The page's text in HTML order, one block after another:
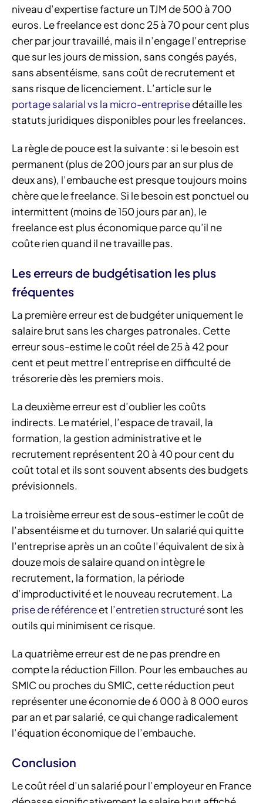
niveau d’expertise facture un TJM de 500 à 700
euros. Le freelance est donc 25 à 70 pour cent plus
cher par jour travaillé, mais il n’engage l’entreprise
que sur les jours de mission, sans congés payés,
sans absentéisme, sans coût de recrutement et
sans risque de licenciement. L’article sur le
portage salarial vs la micro-entreprisedétaille les
statuts juridiques disponibles pour les freelances.
La règle de pouce est la suivante : si le besoin est
permanent (plus de 200 jours par an sur plus de
deux ans), l’embauche est presque toujours moins
chère que le freelance. Si le besoin est ponctuel ou
intermittent (moins de 150 jours par an), le
freelance est plus économique parce qu’il ne
coûte rien quand il ne travaille pas.
Les erreurs de budgétisation les plus
fréquentes
La première erreur est de budgéter uniquement le
salaire brut sans les charges patronales. Cette
erreur sous-estime le coût réel de 25 à 42 pour
cent et peut mettre l’entreprise en difficulté de
trésorerie dès les premiers mois.
La deuxième erreur est d’oublier les coûts
indirects. Le matériel, l’espace de travail, la
formation, la gestion administrative et le
recrutement représentent 20 à 40 pour cent du
coût total et ils sont souvent absents des budgets
prévisionnels.
La troisième erreur est de sous-estimer le coût de
l’absentéisme et du turnover. Un salarié qui quitte
l’entreprise après un an coûte l’équivalent de six à
douze mois de salaire quand on intègre le
recrutement, la formation, la période
d’improductivité et le nouveau recrutement. La
prise de référenceet l’entretien structurésont les
outils qui minimisent ce risque.
La quatrième erreur est de ne pas prendre en
compte la réduction Fillon. Pour les embauches au
SMIC ou proches du SMIC, cette réduction peut
représenter une économie de 6 000 à 8 000 euros
par an et par salarié, ce qui change radicalement
l’équation économique de l’embauche.
Conclusion
Le coût réel d’un salarié pour l’employeur en France